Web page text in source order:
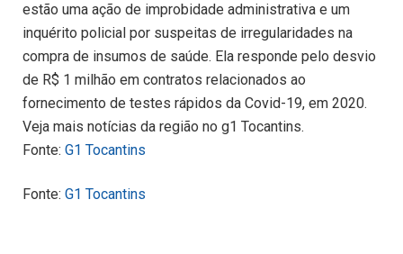
estão uma ação de improbidade administrativa e um
inquérito policial por suspeitas de irregularidades na
compra de insumos de saúde. Ela responde pelo desvio
de R$ 1 milhão em contratos relacionados ao
fornecimento de testes rápidos da Covid-19, em 2020.
Veja mais notícias da região no g1 Tocantins.
Fonte: G1 Tocantins
Fonte: G1 Tocantins